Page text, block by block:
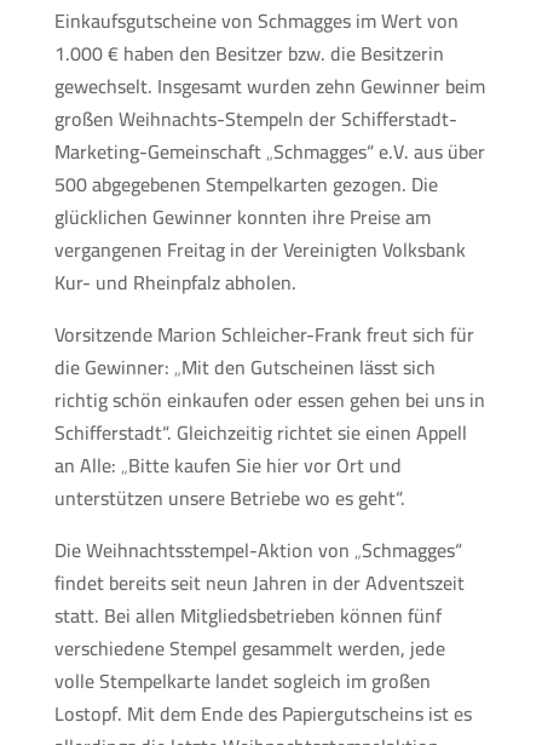
Einkaufsgutscheine von Schmagges im Wert von
1.000 € haben den Besitzer bzw. die Besitzerin
gewechselt. Insgesamt wurden zehn Gewinner beim
großen Weihnachts-Stempeln der Schifferstadt-
Marketing-Gemeinschaft „Schmagges“ e.V. aus über
500 abgegebenen Stempelkarten gezogen. Die
glücklichen Gewinner konnten ihre Preise am
vergangenen Freitag in der Vereinigten Volksbank
Kur- und Rheinpfalz abholen.
Vorsitzende Marion Schleicher-Frank freut sich für
die Gewinner: „Mit den Gutscheinen lässt sich
richtig schön einkaufen oder essen gehen bei uns in
Schifferstadt“. Gleichzeitig richtet sie einen Appell
an Alle: „Bitte kaufen Sie hier vor Ort und
unterstützen unsere Betriebe wo es geht“.
Die Weihnachtsstempel-Aktion von „Schmagges“
findet bereits seit neun Jahren in der Adventszeit
statt. Bei allen Mitgliedsbetrieben können fünf
verschiedene Stempel gesammelt werden, jede
volle Stempelkarte landet sogleich im großen
Lostopf. Mit dem Ende des Papiergutscheins ist es